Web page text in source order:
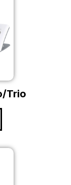
Trio